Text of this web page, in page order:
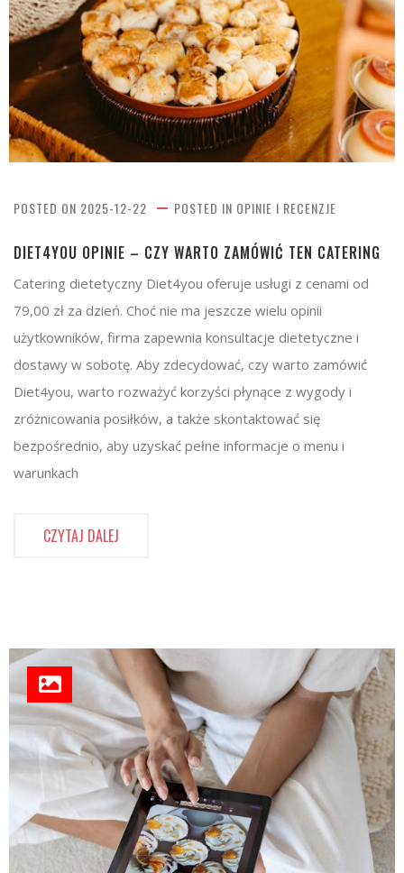
POSTED ON 2025-12-22 POSTED IN OPINIE I RECENZJE
DIET4YOU OPINIE – CZY WARTO ZAMÓWIĆ TEN CATERING
Catering dietetyczny Diet4you oferuje usługi z cenami od
79,00 zł za dzień. Choć nie ma jeszcze wielu opinii
użytkowników, firma zapewnia konsultacje dietetyczne i
dostawy w sobotę. Aby zdecydować, czy warto zamówić
Diet4you, warto rozważyć korzyści płynące z wygody i
zróżnicowania posiłków, a także skontaktować się
bezpośrednio, aby uzyskać pełne informacje o menu i
warunkach
CZYTAJ DALEJ